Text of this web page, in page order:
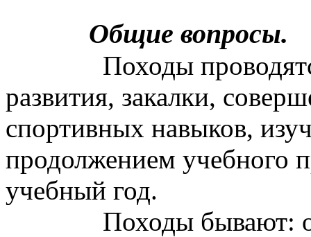
Общие вопросы.
Походы
развития, закалки,
спортивных навыков,
продолжением учебного
учебный год.
Походы бывают: